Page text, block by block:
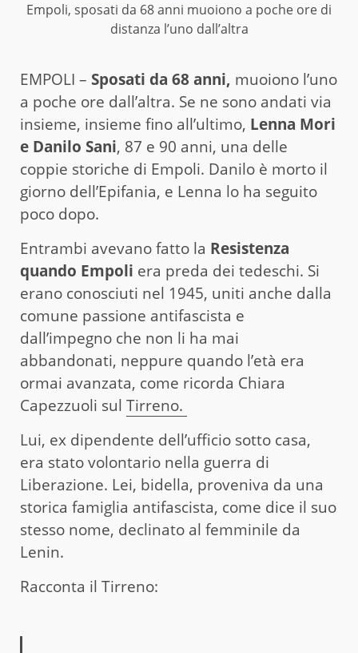
Empoli, sposati da 68 anni muoiono a poche ore di
distanza l’uno dall’altra
EMPOLI – Sposati da 68 anni, muoiono l’uno
a poche ore dall’altra. Se ne sono andati via
insieme, insieme fino all’ultimo, Lenna Mori
e Danilo Sani, 87 e 90 anni, una delle
coppie storiche di Empoli. Danilo è morto il
giorno dell’Epifania, e Lenna lo ha seguito
poco dopo.
Entrambi avevano fatto la Resistenza
quando Empoli era preda dei tedeschi. Si
erano conosciuti nel 1945, uniti anche dalla
comune passione antifascista e
dall’impegno che non li ha mai
abbandonati, neppure quando l’età era
ormai avanzata, come ricorda Chiara
Capezzuoli sul Tirreno.
Lui, ex dipendente dell’ufficio sotto casa,
era stato volontario nella guerra di
Liberazione. Lei, bidella, proveniva da una
storica famiglia antifascista, come dice il suo
stesso nome, declinato al femminile da
Lenin.
Racconta il Tirreno: